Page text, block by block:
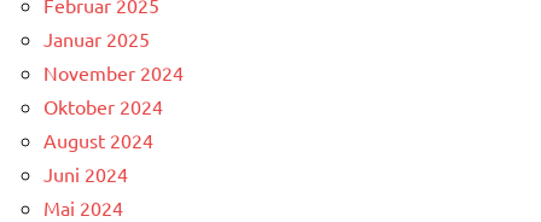
Februar 2025
Januar 2025
November 2024
Oktober 2024
August 2024
Juni 2024
Mai 2024